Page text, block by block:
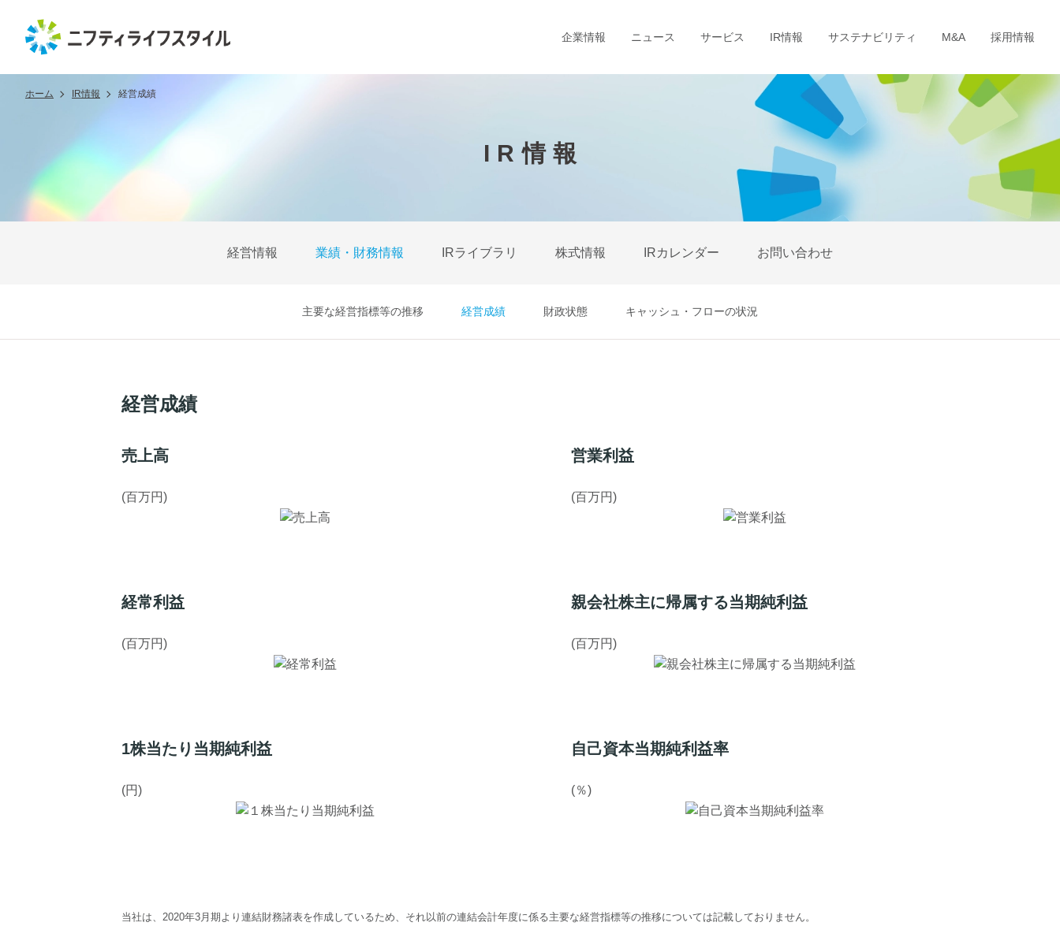
企業情報 ニュース サービス IR情報 サステナビリティ M&A 採用情報
ホーム IR情報 経営成績
IR情報
経営情報 業績・財務情報 IRライブラリ 株式情報 IRカレンダー お問い合わせ
主要な経営指標等の推移 経営成績 財政状態 キャッシュ・フローの状況
経営成績
売上高
(百万円)
営業利益
(百万円)
経常利益
(百万円)
親会社株主に帰属する当期純利益
(百万円)
1株当たり当期純利益
(円)
自己資本当期純利益率
(％)
当社は、2020年3月期より連結財務諸表を作成しているため、それ以前の連結会計年度に係る主要な経営指標等の推移については記載しておりません。